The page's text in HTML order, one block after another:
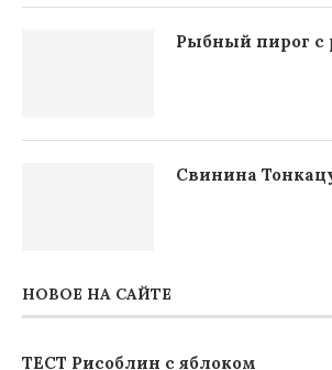
Рыбный пирог с
Свинина
НОВОЕ НА САЙТЕ
ТЕСТ Рисоблин с яблоком